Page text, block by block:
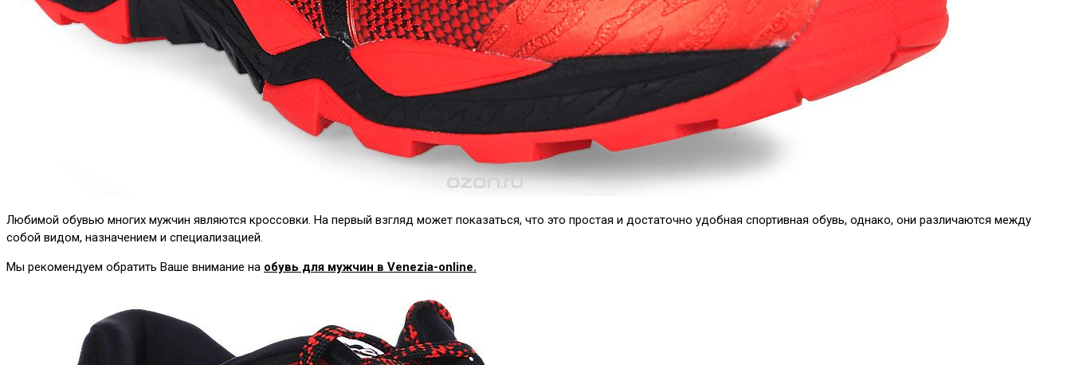
Любимой обувью многих мужчин являются кроссовки. На первый взгляд может показаться, что это простая и достаточно удобная спортивная обувь, однако, они различаются между
собой видом, назначением и специализацией.
Мы рекомендуем обратить Ваше внимание на обувь для мужчин в Venezia-online.